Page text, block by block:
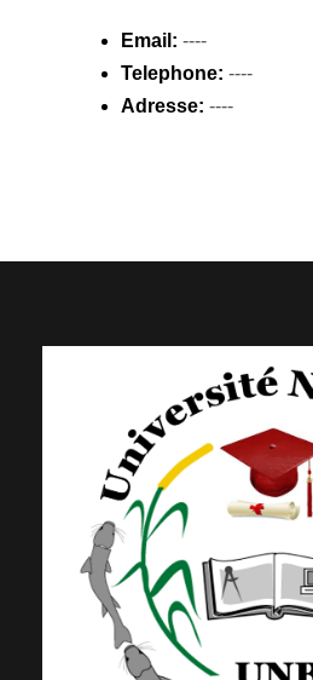
Email: ----
Telephone: ----
Adresse: ----